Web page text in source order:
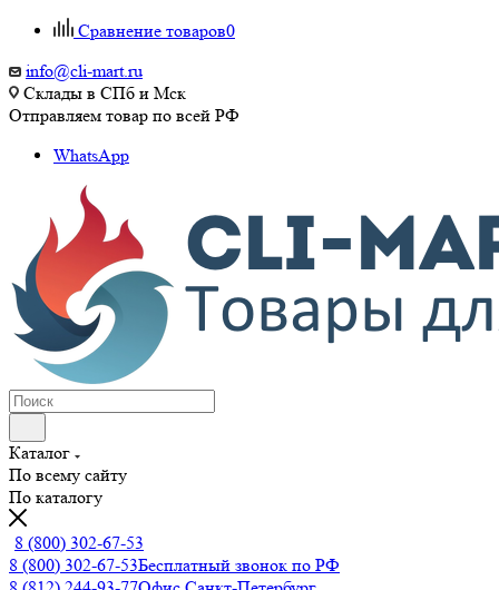
Сравнение товаров0
info@cli-mart.ru
Склады в СПб и Мск
Отправляем товар по всей РФ
WhatsApp
Каталог
По всему сайту
По каталогу
8 (800) 302-67-53
8 (800) 302-67-53Бесплатный звонок по РФ